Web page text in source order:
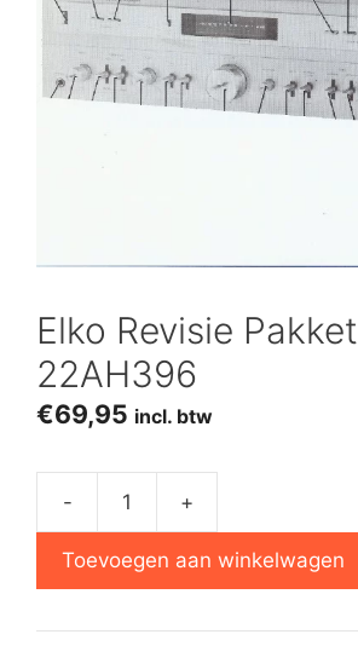
Elko Revisie Pakket
22AH396
€69,95 incl. btw
-
Pakket
aantal
+
Toevoegen aan winkelwagen